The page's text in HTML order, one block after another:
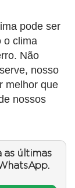
pode ser
o clima
Não
nosso
melhor que
nossos
as últimas